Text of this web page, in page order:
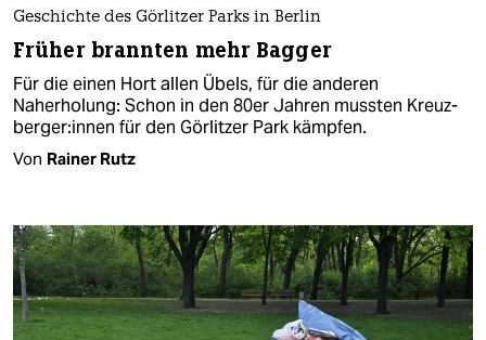
Geschichte des Görlitzer Parks in Berlin
Früher brannten mehr Bagger
Für die einen Hort allen Übels, für die anderen
Naherholung: Schon in den 80er Jahren mussten Kreuz­
ber­ge­r:in­nen für den Görlitzer Park kämpfen.
Von Rainer Rutz